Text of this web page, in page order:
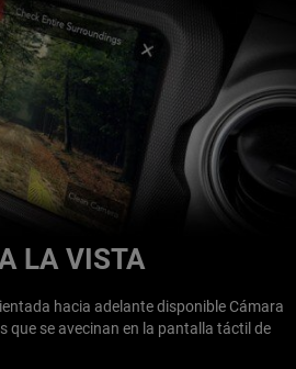
LA VISTA
hacia adelante disponible Cámara
que se avecinan en la pantalla táctil de